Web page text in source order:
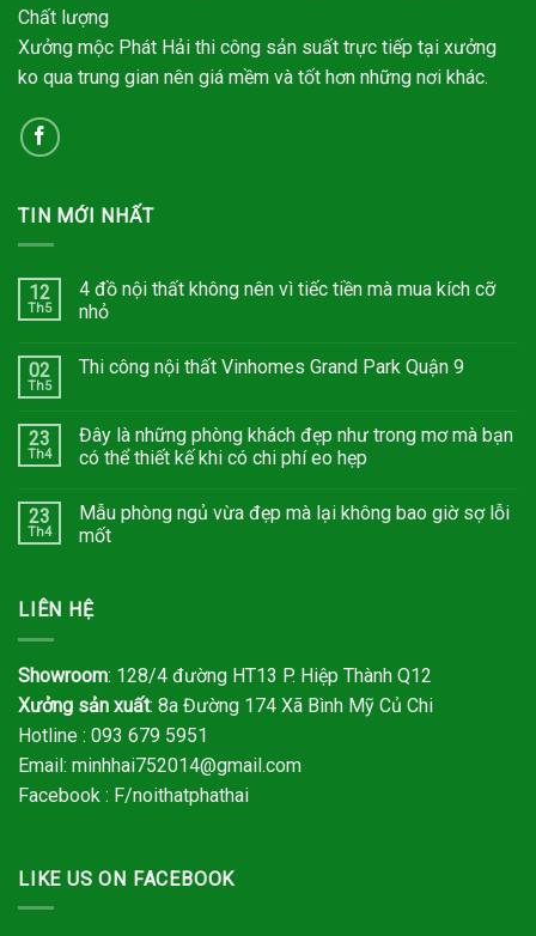
Chất lượng
Xưởng mộc Phát Hải thi công sản suất trực tiếp tại xưởng
ko qua trung gian nên giá mềm và tốt hơn những nơi khác.
TIN MỚI NHẤT
12
Th5
4 đồ nội thất không nên vì tiếc tiền mà mua kích cỡ
nhỏ
02
Th5
Thi công nội thất Vinhomes Grand Park Quận 9
23
Th4
Đây là những phòng khách đẹp như trong mơ mà bạn
có thể thiết kế khi có chi phí eo hẹp
23
Th4
Mẫu phòng ngủ vừa đẹp mà lại không bao giờ sợ lỗi
mốt
LIÊN HỆ
Showroom: 128/4 đường HT13 P. Hiệp Thành Q12
Xưởng sản xuất: 8a Đường 174 Xã Bình Mỹ Củ Chi
Hotline : 093 679 5951
Email: minhhai752014@gmail.com
Facebook : F/noithatphathai
LIKE US ON FACEBOOK